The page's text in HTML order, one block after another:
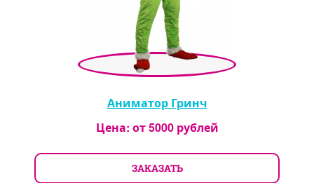
Аниматор Гринч
Цена: от5000рублей
ЗАКАЗАТЬ